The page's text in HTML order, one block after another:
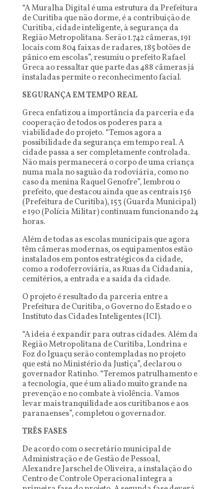
“A Muralha Digital é uma estrutura da Prefeitura
de Curitiba que não dorme, é a contribuição de
Curitiba, cidade inteligente, à segurança da
Região Metropolitana. Serão 1.742 câmeras, 191
locais com 804 faixas de radares, 185 botões de
pânico em escolas”, resumiu o prefeito Rafael
Greca ao ressaltar que parte das 488 câmeras já
instaladas permite o reconhecimento facial.
SEGURANÇA EM TEMPO REAL
Greca enfatizou a importância da parceria e da
cooperação de todos os poderes para a
viabilidade do projeto. “Temos agora a
possibilidade da segurança em tempo real. A
cidade passa a ser completamente controlada.
Não mais permanecerá o corpo de uma criança
numa mala no saguão da rodoviária, como no
caso da menina Raquel Genofre”, lembrou o
prefeito, que destacou ainda que as centrais 156
(Prefeitura de Curitiba), 153 (Guarda Municipal)
e 190 (Polícia Militar) continuam funcionando 24
horas.
Além de todas as escolas municipais que agora
têm câmeras modernas, os equipamentos estão
instalados em pontos estratégicos da cidade,
como a rodoferroviária, as Ruas da Cidadania,
cemitérios, a entrada e a saída da cidade.
O projeto é resultado da parceria entre a
Prefeitura de Curitiba, o Governo do Estado e o
Instituto das Cidades Inteligentes (ICI).
“A ideia é expandir para outras cidades. Além da
Região Metropolitana de Curitiba, Londrina e
Foz do Iguaçu serão contempladas no projeto
que está no Ministério da Justiça”, declarou o
governador Ratinho. “Teremos patrulhamento e
a tecnologia, que é um aliado muito grande na
prevenção e no combate à violência. Vamos
levar mais tranquilidade aos curitibanos e aos
paranaenses”, completou o governador.
TRÊS FASES
De acordo com o secretário municipal de
Administração e de Gestão de Pessoal,
Alexandre Jarschel de Oliveira, a instalação do
Centro de Controle Operacional integra a